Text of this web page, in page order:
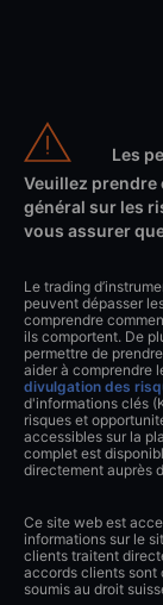
Les
Veuillez prendre
général sur les
vous assurer
Le trading
peuvent dépasser
comprendre
ils comportent. De
permettre de
aider à comprendre
divulgation des
d'informations clés
risques et
accessibles sur la
complet est
directement auprès
Ce site web est
informations sur le
clients traitent
accords clients sont
soumis au droit